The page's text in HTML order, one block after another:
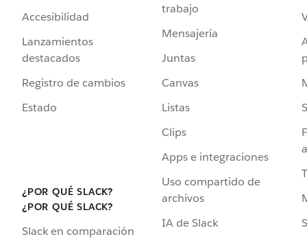
Accesibilidad
Lanzamientos
destacados
Registro de cambios
Estado
¿POR QUÉ SLACK?
¿POR QUÉ SLACK?
Slack en comparación
trabajo
Mensajería
Juntas
Canvas
Listas
Clips
Apps e integraciones
Uso compartido de
archivos
IA de Slack